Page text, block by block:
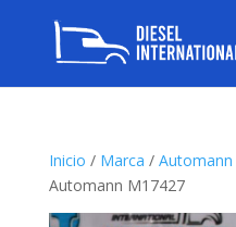
Inicio / Marca / Automann
Automann M17427